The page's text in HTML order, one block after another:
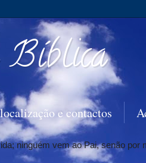
e contactos
ninguém vem ao Pai, senão por